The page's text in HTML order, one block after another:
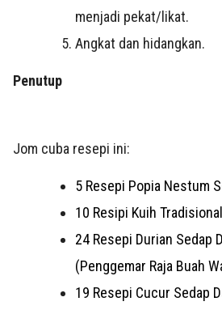
menjadi pekat/likat.
Angkat dan hidangkan.
Penutup
Jom cuba resepi ini:
5 Resepi Popia Nestum
10 Resipi Kuih
24 Resepi Durian Sedap
(Penggemar Raja Buah
19 Resepi Cucur Sedap